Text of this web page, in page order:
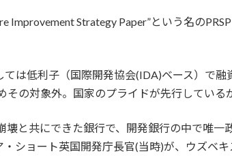
Improvement Strategy Paper”という名の
ては低利子（国際開発協会(IDA)ベース）で
その対象外。国家のプライドが先行してい
壊と共にできた銀行で、開発銀行の中で唯
ショート英国開発庁長官(当時)が、ウズベ